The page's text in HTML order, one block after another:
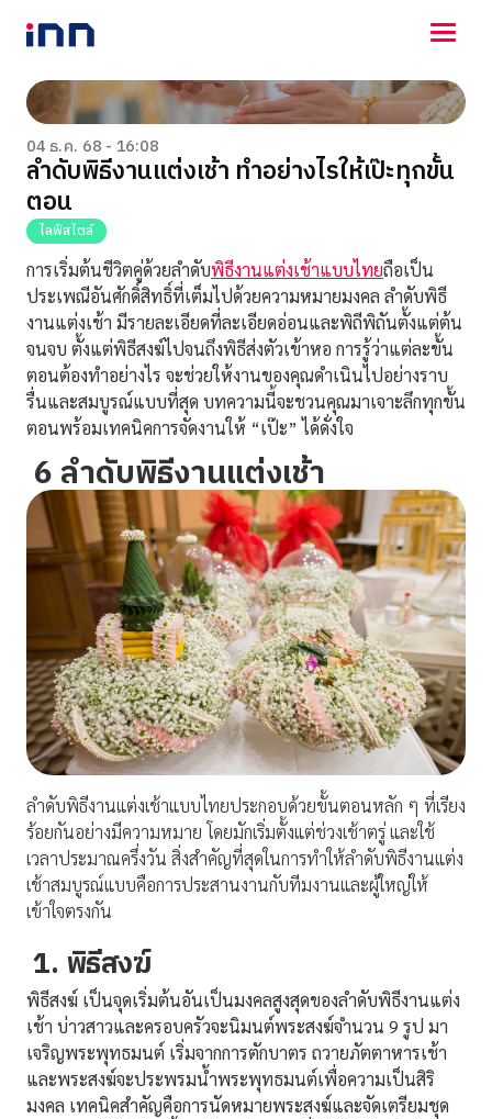
NEWS
ENTERTAINMENT
LIFESTYLE
HOROSCOPE
LOTTERY
VIDEO
ร่วมด้วยช่วยกัน
04 ธ.ค. 68 - 16:08
ลำดับพิธีงานแต่งเช้า ทำอย่างไรให้เป๊ะทุกขั้น
ตอน
ไลฟ์สไตล์
การเริ่มต้นชีวิตคู่ด้วยลำดับพิธีงานแต่งเช้าแบบไทยถือเป็น
ประเพณีอันศักดิ์สิทธิ์ที่เต็มไปด้วยความหมายมงคล ลำดับพิธี
งานแต่งเช้า มีรายละเอียดที่ละเอียดอ่อนและพิถีพิถันตั้งแต่ต้น
จนจบ ตั้งแต่พิธีสงฆ์ไปจนถึงพิธีส่งตัวเข้าหอ การรู้ว่าแต่ละขั้น
ตอนต้องทำอย่างไร จะช่วยให้งานของคุณดำเนินไปอย่างราบ
รื่นและสมบูรณ์แบบที่สุด บทความนี้จะชวนคุณมาเจาะลึกทุกขั้น
ตอนพร้อมเทคนิคการจัดงานให้ “เป๊ะ” ได้ดั่งใจ
6 ลำดับพิธีงานแต่งเช้า
ลำดับพิธีงานแต่งเช้าแบบไทยประกอบด้วยขั้นตอนหลัก ๆ ที่เรียง
ร้อยกันอย่างมีความหมาย โดยมักเริ่มตั้งแต่ช่วงเช้าตรู่ และใช้
เวลาประมาณครึ่งวัน สิ่งสำคัญที่สุดในการทำให้ลำดับพิธีงานแต่ง
เช้าสมบูรณ์แบบคือการประสานงานกับทีมงานและผู้ใหญ่ให้
เข้าใจตรงกัน
1. พิธีสงฆ์
พิธีสงฆ์ เป็นจุดเริ่มต้นอันเป็นมงคลสูงสุดของลำดับพิธีงานแต่ง
เช้า บ่าวสาวและครอบครัวจะนิมนต์พระสงฆ์จำนวน 9 รูป มา
เจริญพระพุทธมนต์ เริ่มจากการตักบาตร ถวายภัตตาหารเช้า
และพระสงฆ์จะประพรมน้ำพระพุทธมนต์เพื่อความเป็นสิริ
มงคล เทคนิคสำคัญคือการนัดหมายพระสงฆ์และจัดเตรียมชุด